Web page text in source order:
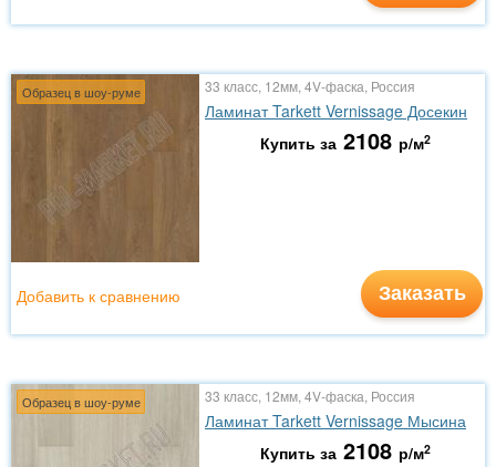
Образец в шоу-руме 33 класс, 12мм, 4V-фаска, Россия
Ламинат Tarkett Vernissage Досекин
Купить за 2108 р/м2
Заказать
Добавить к сравнению
Образец в шоу-руме 33 класс, 12мм, 4V-фаска, Россия
Ламинат Tarkett Vernissage Мысина
Купить за 2108 р/м2